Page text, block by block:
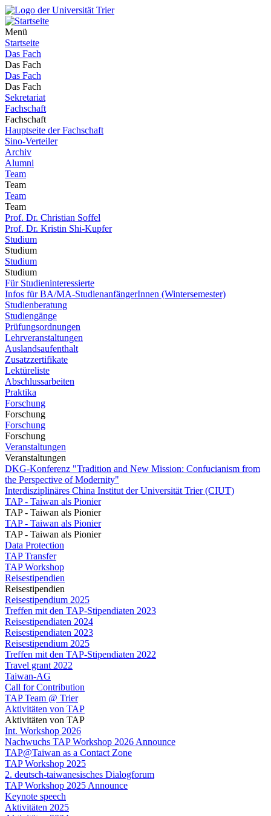
Menü
Startseite
Das Fach
Das Fach
Das Fach
Das Fach
Sekretariat
Fachschaft
Fachschaft
Hauptseite der Fachschaft
Sino-Verteiler
Archiv
Alumni
Team
Team
Team
Team
Prof. Dr. Christian Soffel
Prof. Dr. Kristin Shi-Kupfer
Studium
Studium
Studium
Studium
Für Studieninteressierte
Infos für BA/MA-StudienanfängerInnen (Wintersemester)
Studienberatung
Studiengänge
Prüfungsordnungen
Lehrveranstaltungen
Auslandsaufenthalt
Zusatzzertifikate
Lektüreliste
Abschlussarbeiten
Praktika
Forschung
Forschung
Forschung
Forschung
Veranstaltungen
Veranstaltungen
DKG-Konferenz "Tradition and New Mission: Confucianism from
the Perspective of Modernity"
Interdisziplinäres China Institut der Universität Trier (CIUT)
TAP - Taiwan als Pionier
TAP - Taiwan als Pionier
TAP - Taiwan als Pionier
TAP - Taiwan als Pionier
Data Protection
TAP Transfer
TAP Workshop
Reisestipendien
Reisestipendien
Reisestipendium 2025
Treffen mit den TAP-Stipendiaten 2023
Reisestipendiaten 2024
Reisestipendiaten 2023
Reisestipendium 2025
Treffen mit den TAP-Stipendiaten 2022
Travel grant 2022
Taiwan-AG
Call for Contribution
TAP Team @ Trier
Aktivitäten von TAP
Aktivitäten von TAP
Int. Workshop 2026
Nachwuchs TAP Workshop 2026 Announce
TAP@Taiwan as a Contact Zone
TAP Workshop 2025
2. deutsch-taiwanesisches Dialogforum
TAP Workshop 2025 Announce
Keynote speech
Aktivitäten 2025